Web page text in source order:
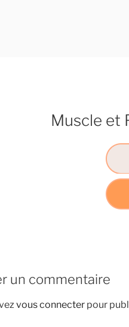
Muscle et
un commentaire
vous connecter pour